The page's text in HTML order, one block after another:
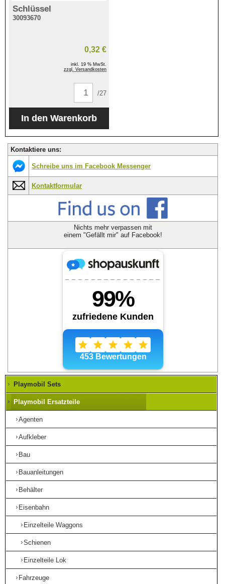
Schlüssel
30093670
0,32 €
inkl. 19 % MwSt.
zzgl. Versandkosten
/27
Kontaktiere uns:
Schreibe uns im Facebook Messenger
Kontaktformular
Nichts mehr verpassen mit
einem "Gefällt mir" auf Facebook!
Playmobil Sets
Playmobil Ersatzteile
Agenten
Aufkleber
Bau
Bauanleitungen
Behälter
Eisenbahn
Einzelteile Waggons
Schienen
Einzelteile Lok
Fahrzeuge